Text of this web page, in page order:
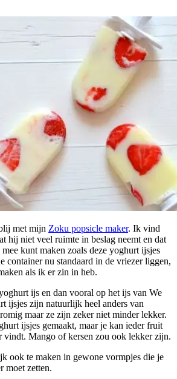
met mijn Zoku popsicle maker. Ik vind
hij niet veel ruimte in beslag neemt en dat
kunt maken zoals deze yoghurt ijsjes
container nu standaard in de vriezer liggen,
als ik er zin in heb.
ijs en dan vooral op het ijs van We
ijsjes zijn natuurlijk heel anders van
maar ze zijn zeker niet minder lekker.
ijsjes gemaakt, maar je kan ieder fruit
vindt. Mango of kersen zou ook lekker zijn.
ook te maken in gewone vormpjes die je
moet zetten.